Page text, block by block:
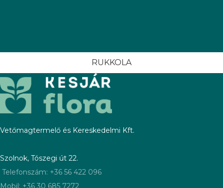
RUKKOLA
Vetőmagtermelő és Kereskedelmi Kft.
Szolnok, Tószegi út 22.
Telefonszám: +36 56 422 096
Mobil: +36 30 685 7272